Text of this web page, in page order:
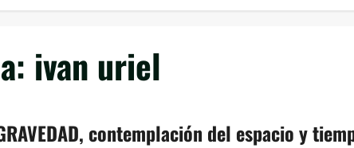
ivan uriel
contemplación del espacio y